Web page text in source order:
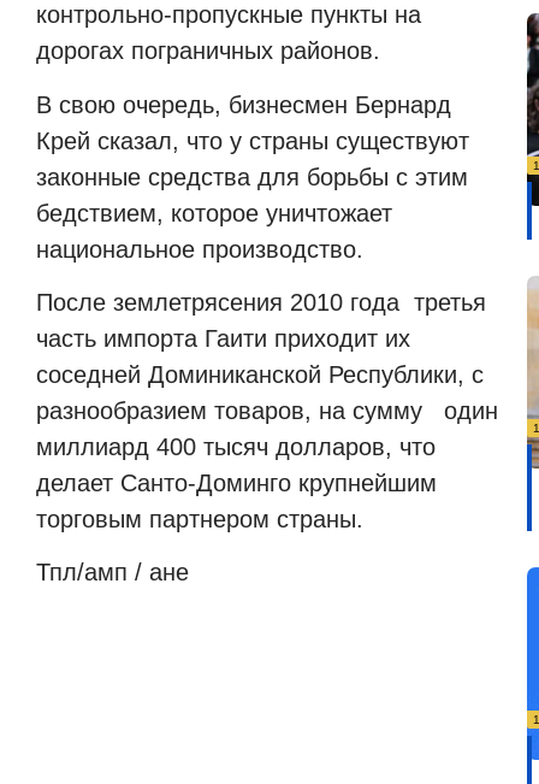
контрольно-пропускные пункты на
дорогах пограничных районов.
В свою очередь, бизнесмен Бернард
Крей сказал, что у страны существуют
законные средства для борьбы с этим
бедствием, которое уничтожает
национальное производство.
После землетрясения 2010 года третья
часть импорта Гаити приходит их
соседней Доминиканской Республики, с
разнообразием товаров, на сумму один
миллиард 400 тысяч долларов, что
делает Санто-Доминго крупнейшим
торговым партнером страны.
Тпл/амп / ане